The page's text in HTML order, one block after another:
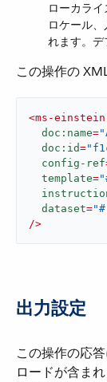
ローカラ
ロケール
れます。デ
この操作の
<ms-
doc:name=
doc:id=
config-ref
template=
dataset=
/>
出力設定
この操作の応
ロードが含ま